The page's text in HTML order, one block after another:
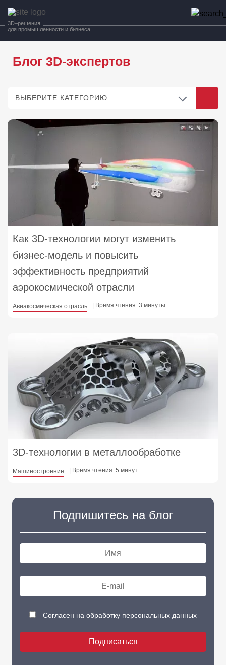
3D–решения
для промышленности и бизнеса
Блог 3D-экспертов
ВЫБЕРИТЕ КАТЕГОРИЮ
Как 3D-технологии могут изменить
бизнес-модель и повысить
эффективность предприятий
аэрокосмической отрасли
Авиакосмическая отрасль | Время чтения: 3 минуты
3D-технологии в металлообработке
Машиностроение | Время чтения: 5 минут
Подпишитесь на блог
Согласен на обработку персональных данных